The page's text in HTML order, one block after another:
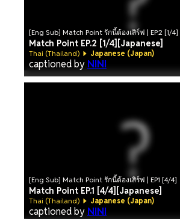
[Eng Sub] Match Point รักนี้ต้องเสิร์ฟ | EP.2 [1/4]
Match Point EP.2 [1/4][Japanese]
Thai (Thailand) Japanese (Japan)
captioned by NINI
[Eng Sub] Match Point รักนี้ต้องเสิร์ฟ | EP.1 [4/4]
Match Point EP.1 [4/4][Japanese]
Thai (Thailand) Japanese (Japan)
captioned by NINI